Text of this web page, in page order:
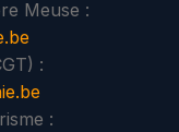
Meuse :
:
: